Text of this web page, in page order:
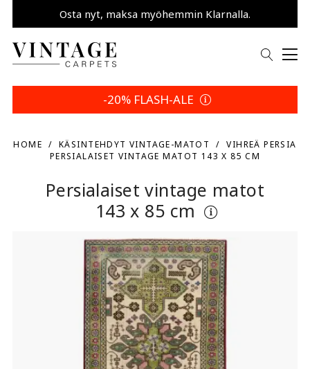
Säästä 5 % | Palautusehtosi
Osta nyt, maksa myöhemmin Klarnalla.
-20% FLASH-ALE
HOME KÄSINTEHDYT VINTAGE-MATOT
VIHREÄ PERSIA
PERSIALAISET VINTAGE MATOT 143 X 85 CM
Persialaiset vintage matot
143 x 85 cm